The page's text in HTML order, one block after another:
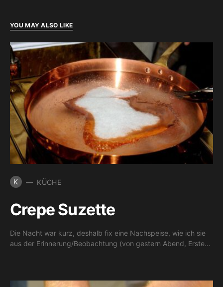
YOU MAY ALSO LIKE
K KÜCHE
Crepe Suzette
Die Nacht war kurz, deshalb fix eine Nachspeise, wie ich sie
aus der Erinnerung/Beobachtung (von gestern Abend, Erste…